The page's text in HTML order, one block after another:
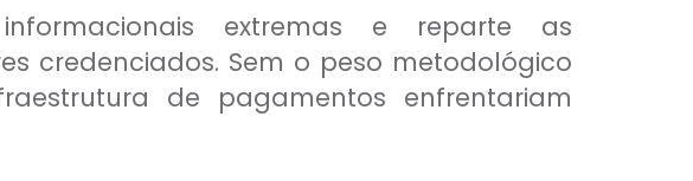
extremas e reparte as
credenciados. Sem o peso metodológico
de pagamentos enfrentariam